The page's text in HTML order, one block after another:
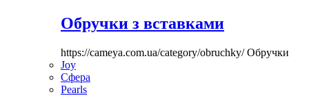
Обручки з вставками
https://cameya.com.ua/category/obruchky/Обручки
Joy
Сфера
Pearls